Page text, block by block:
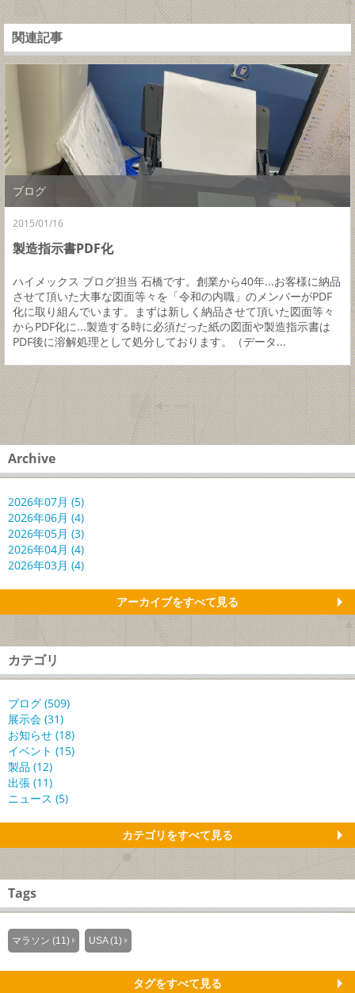
関連記事
ブログ
2015/01/16
製造指示書PDF化
ハイメックス ブログ担当 石橋です。創業から40年...お客様に納品
させて頂いた大事な図面等々を「令和の内職」のメンバーがPDF
化に取り組んでいます。まずは新しく納品させて頂いた図面等々
からPDF化に...製造する時に必須だった紙の図面や製造指示書は
PDF後に溶解処理として処分しております。（データ...
Archive
2026年07月 (5)
2026年06月 (4)
2026年05月 (3)
2026年04月 (4)
2026年03月 (4)
アーカイブをすべて見る
カテゴリ
ブログ (509)
展示会 (31)
お知らせ (18)
イベント (15)
製品 (12)
出張 (11)
ニュース (5)
カテゴリをすべて見る
Tags
マラソン (11) USA (1)
タグをすべて見る